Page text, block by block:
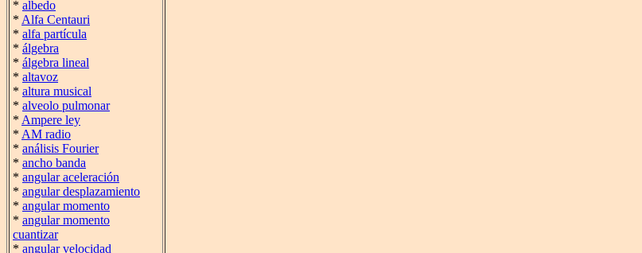
* albedo
* Alfa Centauri
* alfa partícula
* álgebra
* álgebra lineal
* altavoz
* altura musical
* alveolo pulmonar
* Ampere ley
* AM radio
* análisis Fourier
* ancho banda
* angular aceleración
* angular desplazamiento
* angular momento
* angular momento
cuantizar
* angular velocidad